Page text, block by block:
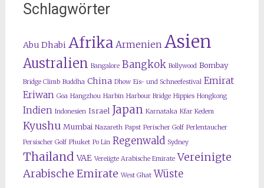
Schlagwörter
Abu Dhabi Afrika Armenien Asien
Australien Bangalore Bangkok Bollywood Bombay
Bridge Climb Buddha China Dhow Eis- und Schneefestival Emirat
Eriwan Goa Hangzhou Harbin Harbour Bridge Hippies Hongkong
Indien Indonesien Israel Japan Karnataka Kfar Kedem
Kyushu Mumbai Nazareth Papst Perischer Golf Perlentaucher
Persischer Golf Phuket Po Lin Regenwald Sydney
Thailand VAE Vereiigte Arabische Emirate Vereinigte
Arabische Emirate West Ghat Wüste